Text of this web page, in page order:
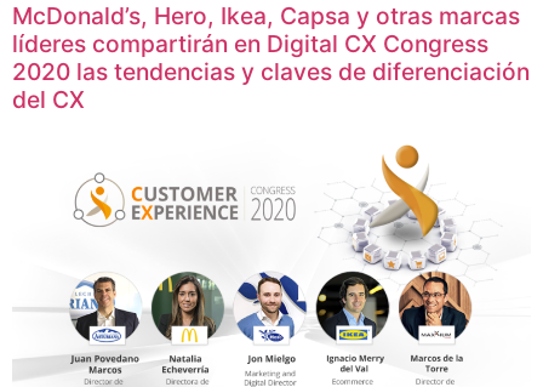
McDonald’s, Hero, Ikea, Capsa y otras marcas
líderes compartirán en Digital CX Congress
2020 las tendencias y claves de diferenciación
del CX